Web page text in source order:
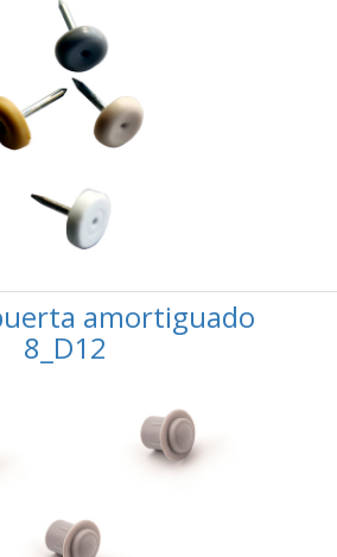
amortiguado
8_D12